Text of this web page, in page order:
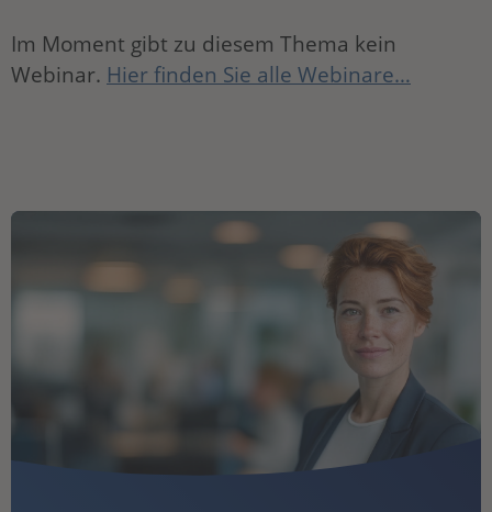
Im Moment gibt zu diesem Thema kein
Webinar. Hier finden Sie alle Webinare…